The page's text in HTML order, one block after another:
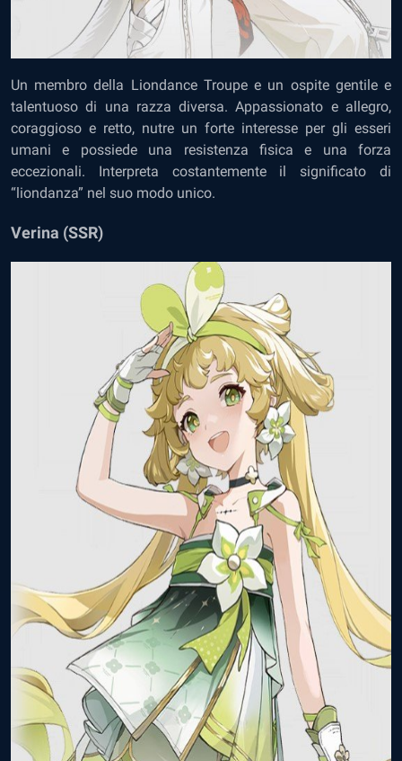
Un membro della Liondance Troupe e un ospite gentile e
talentuoso di una razza diversa. Appassionato e allegro,
coraggioso e retto, nutre un forte interesse per gli esseri
umani e possiede una resistenza fisica e una forza
eccezionali. Interpreta costantemente il significato di
“liondanza” nel suo modo unico.
Verina (SSR)